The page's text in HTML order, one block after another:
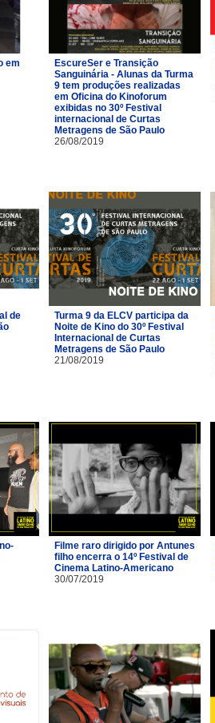
em
EscureSer e Transição
Sanguinária - Alunas da Turma
9 tem produções realizadas
em Oficina do Kinoforum
exibidas no 30º Festival
internacional de Curtas
Metragens de São Paulo
26/08/2019
de
Turma 9 da ELCV participa da
Noite de Kino do 30º Festival
Internacional de Curtas
Metragens de São Paulo
21/08/2019
Filme raro dirigido por Antunes
filho encerra o 14º Festival de
Cinema Latino-Americano
30/07/2019